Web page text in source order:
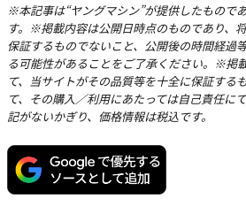
※本記事は“ヤングマシン”が提供したもので
す。※掲載内容は公開日時点のものであり、
保証するものでないこと、公開後の時間経過
る可能性があることをご了承ください。※掲
て、当サイトがその品質等を十全に保証する
て、その購入／利用にあたっては自己責任に
記がないかぎり、価格情報は税込です。